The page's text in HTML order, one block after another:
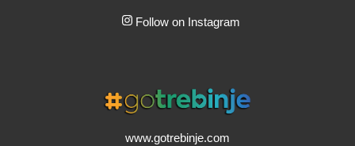
Follow on Instagram
www.gotrebinje.com